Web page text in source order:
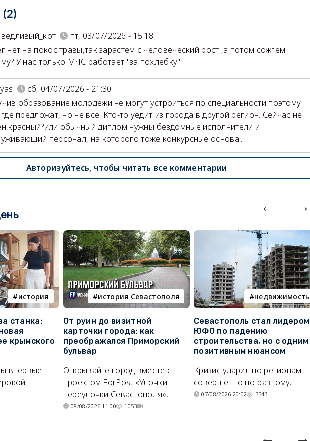
пт, 03/07/2026 - 15:18
нет на покос травы,так зарастем с человеческий рост ,а потом сожгем
У нас только МЧС работает "за похлебку"
сб, 04/07/2026 - 21:30
образование молодёжи не могут устроиться по специальности поэтому
предложат, но не все. Кто-то уедит из города в другой регион. Сейчас не
красный?или обычный диплом нужны бездомные исполнители и
персонал, на которого тоже конкурсные основа...
Авторизуйтесь, чтобы читать все комментарии
история
станка:
крымского
впервые
история Севастополя
От руин до визитной
карточки города: как
преображался Приморский
бульвар
Открывайте город вместе с
проектом ForPost «Улочки-
переулочки Севастополя».
08/08/2026 11:00 1053
недвижимость
Севастополь стал лидером
ЮФО по падению
строительства, но с одним
позитивным нюансом
Кризис ударил по регионам
совершенно по-разному.
07/08/2026 20:02 3543